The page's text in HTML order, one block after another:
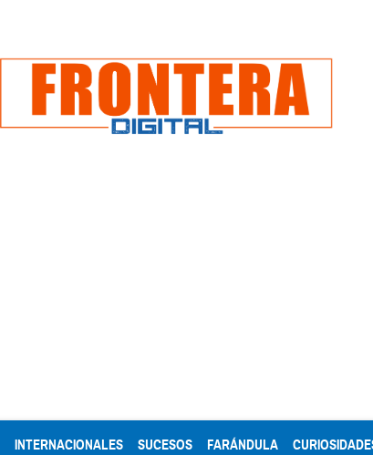
INTERNACIONALES SUCESOS FARÁNDULA